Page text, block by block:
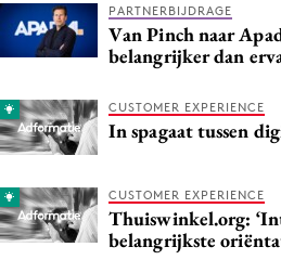
PR
Programmatic
Reputatie & crisis
PARTNERBIJDRAGE
Van Pinch naar
belangrijker dan
CUSTOMER EXPERIENCE
In spagaat tussen
CUSTOMER EXPERIENCE
Thuiswinkel.org:
belangrijkste